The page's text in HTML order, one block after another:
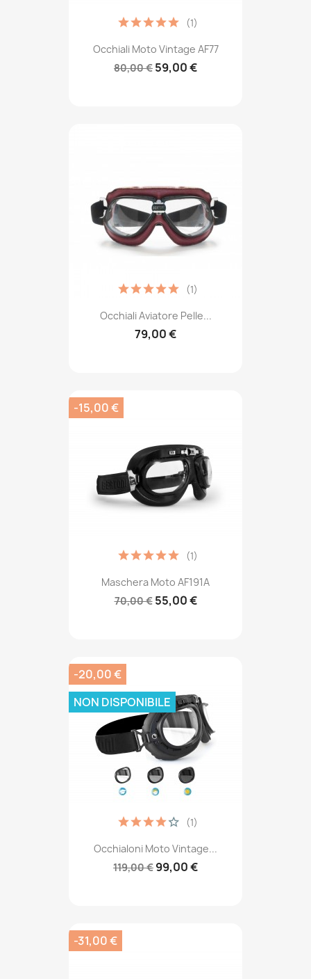
Occhiali Moto Vintage AF77
80,00 € 59,00 €
(1)
Occhiali Aviatore Pelle...
79,00 €
(1)
Maschera Moto AF191A
70,00 € 55,00 €
(1)
-15,00 €
Occhialoni Moto Vintage...
119,00 € 99,00 €
(1)
-20,00 €
NON DISPONIBILE
-31,00 €